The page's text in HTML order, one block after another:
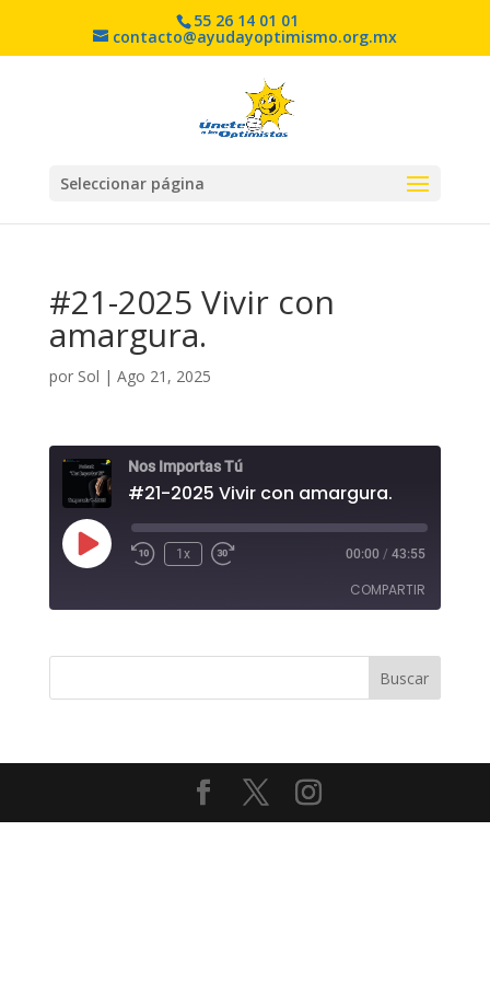
55 26 14 01 01
contacto@ayudayoptimismo.org.mx
Seleccionar página
#21-2025 Vivir con
amargura.
por Sol | Ago 21, 2025
Nos Importas Tú
#21-2025 Vivir con amargura.
Reproducir
episodio
1x 00:00 / 43:55
COMPARTIR
TIR
ENLACE